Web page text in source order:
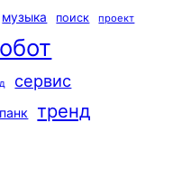
музыка поиск проект
сервис
тренд